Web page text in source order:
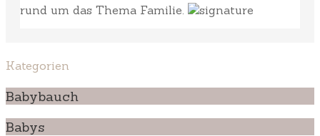
rund um das Thema Familie.
Kategorien
Babybauch
Babys